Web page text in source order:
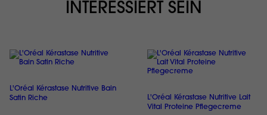
INTERESSIERT SEIN
L'Oréal Kérastase Nutritive Bain
Satin Riche
L'Oréal Kérastase Nutritive Lait
Vital Proteine Pflegecreme